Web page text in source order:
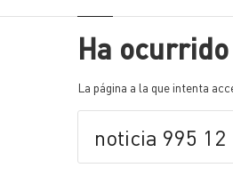
Ha
La página a la que intenta